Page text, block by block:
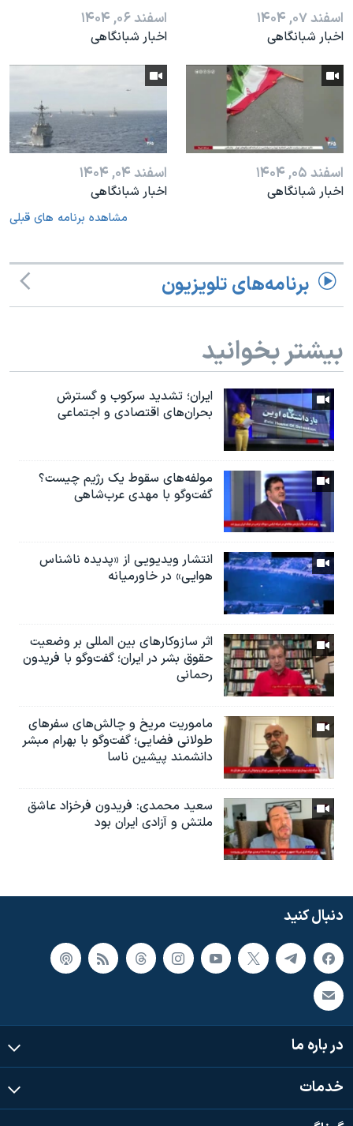
اسفند ۰۷, ۱۴۰۴
اخبار شبانگاهی
اسفند ۰۶, ۱۴۰۴
اخبار شبانگاهی
اسفند ۰۵, ۱۴۰۴
اخبار شبانگاهی
اسفند ۰۴, ۱۴۰۴
اخبار شبانگاهی
مشاهده برنامه های قبلی
برنامه‌های تلویزیون
بیشتر بخوانید
ایران؛ تشدید سرکوب و گسترش
بحران‌های اقتصادی و اجتماعی
مولفه‌های سقوط یک رژیم چیست؟
گفت‌وگو با مهدی عرب‌شاهی
انتشار ویدیویی از «پدیده‌ ناشناس
هوایی» در خاورمیانه
اثر ساز‌و‌کارهای بین المللی بر وضعیت
حقوق بشر در ایران؛ گفت‌وگو با فریدون
رحمانی
ماموریت مریخ و چالش‌های سفرهای
طولانی فضایی؛ گفت‌وگو با بهرام مبشر
دانشمند پیشین ناسا
سعید محمدی: فریدون فرخزاد عاشق
ملتش و آزادی ایران بود
دنبال کنید
در باره ما
خدمات